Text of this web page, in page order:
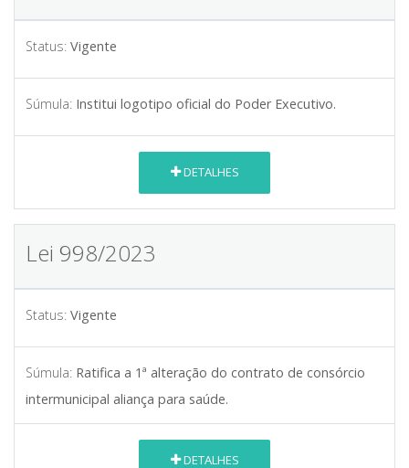
Status: Vigente
Súmula: Institui logotipo oficial do Poder Executivo.
DETALHES
Lei 998/2023
Status: Vigente
Súmula: Ratifica a 1ª alteração do contrato de consórcio
intermunicipal aliança para saúde.
DETALHES